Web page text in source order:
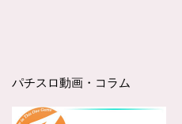
パチスロ動画・コラム